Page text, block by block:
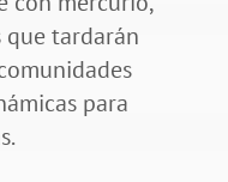
que tardarán
para